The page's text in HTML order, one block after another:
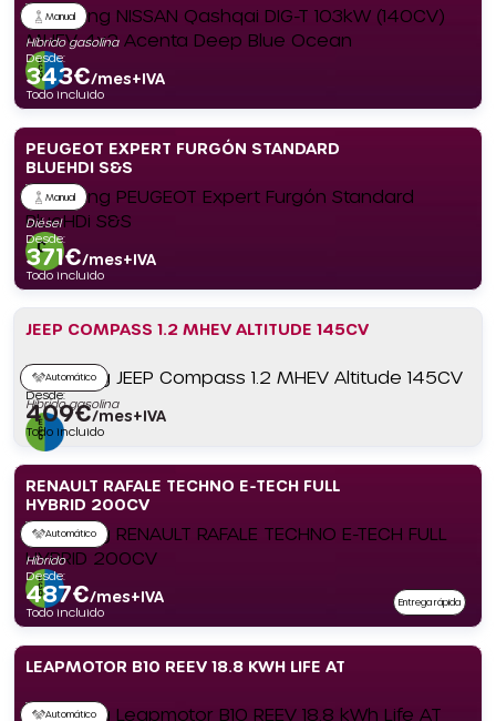
Manual
Híbrido gasolina
Desde:
343€/mes+IVA
Todo incluido
PEUGEOT EXPERT FURGÓN STANDARD
BLUEHDI S&S
Manual
Diésel
Desde:
371€/mes+IVA
Todo incluido
JEEP COMPASS 1.2 MHEV ALTITUDE 145CV
Automático
Híbrido gasolina
Desde:
409€/mes+IVA
Todo incluido
RENAULT RAFALE TECHNO E-TECH FULL
HYBRID 200CV
Automático
Híbrido
Desde:
487€/mes+IVA
Todo incluido
Entrega rápida
LEAPMOTOR B10 REEV 18.8 KWH LIFE AT
Automático